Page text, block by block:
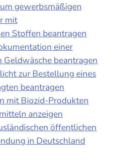
gewerbsmäßigen
mit
Stoffen beantragen
einer
Geldwäsche beantragen
zur Bestellung eines
beantragen
mit Biozid-Produkten
anzeigen
öffentlichen
in Deutschland